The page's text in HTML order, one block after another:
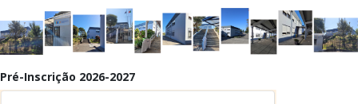
Pré-Inscrição 2026-2027